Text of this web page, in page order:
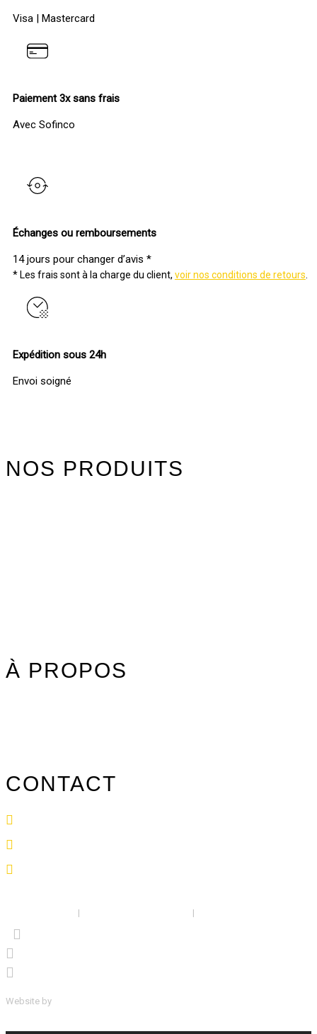
Visa | Mastercard
Paiement 3x sans frais
Avec Sofinco
Échanges ou remboursements
14 jours pour changer d’avis *
* Les frais sont à la charge du client, voir nos conditions de retours.
Expédition sous 24h
Envoi soigné
NOS PRODUITS
À PROPOS
CONTACT
| |
Website by